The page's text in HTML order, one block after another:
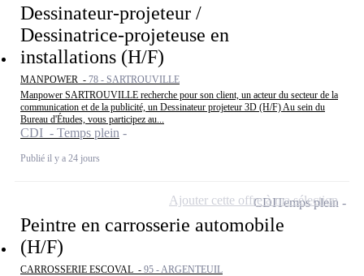
Dessinateur-projeteur /
Dessinatrice-projeteuse en
installations (H/F)
MANPOWER - 78 - SARTROUVILLE
Manpower SARTROUVILLE recherche pour son client, un acteur du secteur de la
communication et de la publicité, un Dessinateur projeteur 3D (H/F) Au sein du
Bureau d'Études, vous participez au...
CDI - Temps plein
Publié il y a 24 jours
Peintre en carrosserie automobile
(H/F)
CARROSSERIE ESCOVAL - 95 - ARGENTEUIL
CDITemps plein
Ajouter cette offre à ma sélection